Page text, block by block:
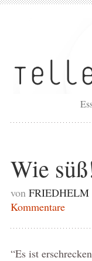
Wie
von
Kommentare
“Es ist